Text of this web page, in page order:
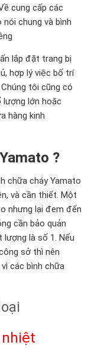
cung cấp các
chung và bình
lắp đặt trang bị
hợp lý việc bố trí
tôi cũng có
lớn hoặc
hàng kinh
?
chữa cháy Yamato
và cần thiết. Một
nhưng lại đem đến
cần bảo quản
là số 1. Nếu
sở thì nên
các bình chữa
nhiệt